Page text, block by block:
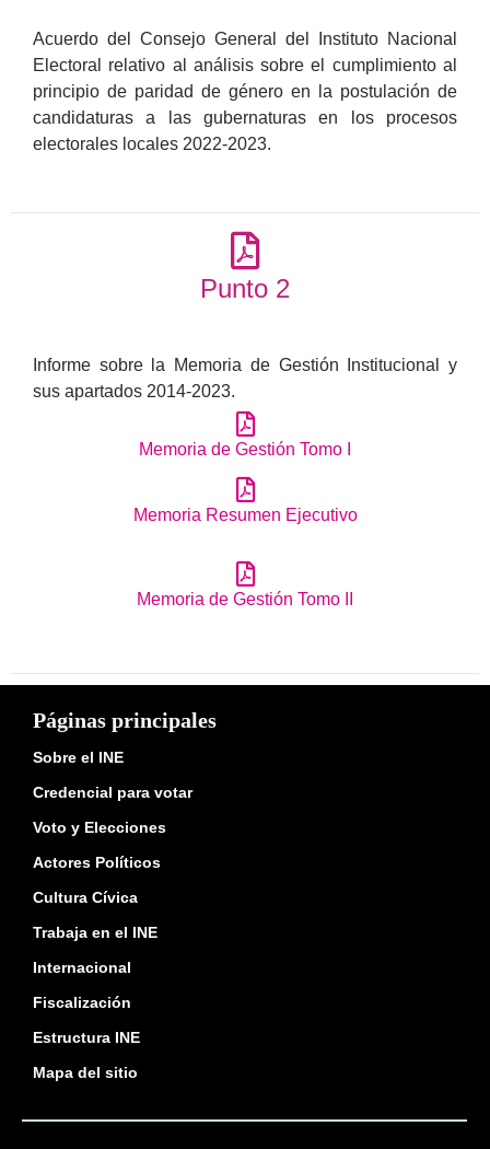
Acuerdo del Consejo General del Instituto Nacional
Electoral relativo al análisis sobre el cumplimiento al
principio de paridad de género en la postulación de
candidaturas a las gubernaturas en los procesos
electorales locales 2022-2023.
Punto 2
Informe sobre la Memoria de Gestión Institucional y
sus apartados 2014-2023.
Memoria de Gestión Tomo I
Memoria Resumen Ejecutivo
Memoria de Gestión Tomo II
Páginas principales
Sobre el INE
Credencial para votar
Voto y Elecciones
Actores Políticos
Cultura Cívica
Trabaja en el INE
Internacional
Fiscalización
Estructura INE
Mapa del sitio